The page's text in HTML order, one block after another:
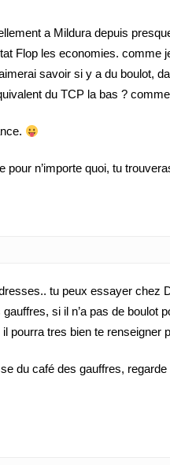
a Mildura depuis
Flop les economies. comme
savoir si y a du boulot,
du TCP la bas ?
pour n’importe quoi, tu
tu peux essayer chez
si il n’a pas de boulot
il pourra tres bien te renseigner
du café des gauffres,